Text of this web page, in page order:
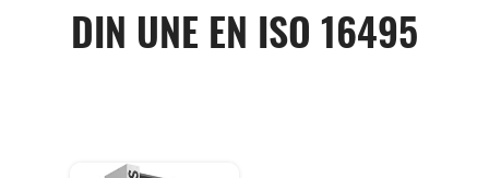
DIN UNE EN ISO 16495